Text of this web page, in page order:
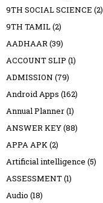
9TH SOCIAL SCIENCE (2)
9TH TAMIL(2)
AADHAAR(39)
ACCOUNT SLIP (1)
ADMISSION (79)
Android Apps (162)
Annual Planner(1)
ANSWER KEY(88)
APPA APK(2)
Artificial intelligence (5)
ASSESSMENT(1)
Audio (18)